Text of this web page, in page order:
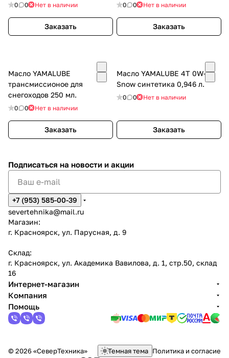
0 0 Нет в наличии
Заказать
0 0 Нет в наличии
Заказать
Масло YAMALUBE
трансмиссионое для
снегоходов 250 мл.
0 0 Нет в наличии
Заказать
Масло YAMALUBE 4Т 0W-40
Snow синтетика 0,946 л.
0 0 Нет в наличии
Заказать
Подписаться на новости и акции
+7 (953) 585-00-39
severtehnika@mail.ru
Магазин:
г. Красноярск, ул. Парусная, д. 9
Склад:
г. Красноярск, ул. Академика Вавилова, д. 1, стр.50, склад
16
Интернет-магазин
Компания
Помощь
© 2026 «СеверТехника» Темная тема Политика и согласие